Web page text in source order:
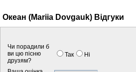
Океан (Mariia Dovgauk) Вiдгуки
Чи порадили б
ви цю пісню
друзям?
Так Нi